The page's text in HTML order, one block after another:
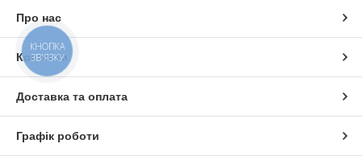
Про нас
Контакти
Доставка та оплата
Графік роботи
КНОПКА
ЗВ'ЯЗКУ